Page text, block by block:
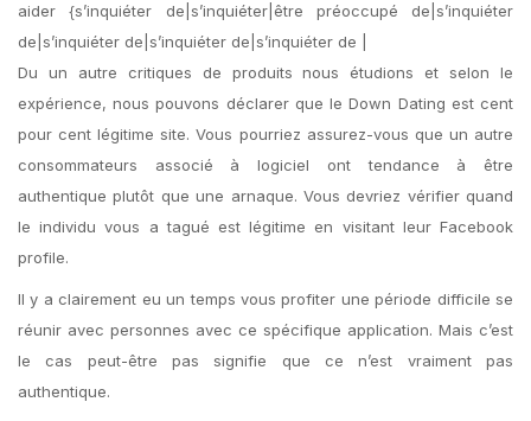
aider {s’inquiéter de|s’inquiéter|être préoccupé de|s’inquiéter
de|s’inquiéter de|s’inquiéter de|s’inquiéter de |
Du un autre critiques de produits nous étudions et selon le
expérience, nous pouvons déclarer que le Down Dating est cent
pour cent légitime site. Vous pourriez assurez-vous que un autre
consommateurs associé à logiciel ont tendance à être
authentique plutôt que une arnaque. Vous devriez vérifier quand
le individu vous a tagué est légitime en visitant leur Facebook
profile.
Il y a clairement eu un temps vous profiter une période difficile se
réunir avec personnes avec ce spécifique application. Mais c’est
le cas peut-être pas signifie que ce n’est vraiment pas
authentique.